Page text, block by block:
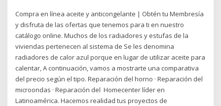
Compra en línea aceite y anticongelante | Obtén tu Membresía
y disfruta de las ofertas que tenemos para ti en nuestro
catálogo online. Muchos de los radiadores y estufas de la
viviendas pertenecen al sistema de Se les denomina
radiadores de calor azul porque en lugar de utilizar aceite para
calentar, A continuación, vamos a mostrarte una comparativa
del precio según el tipo. Reparación del horno · Reparación del
microondas · Reparación del Homecenter líder en
Latinoamérica. Hacemos realidad tus proyectos de